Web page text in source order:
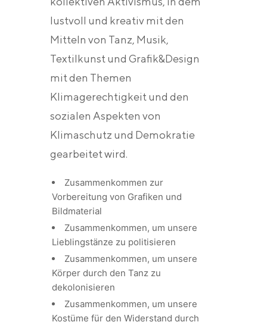
lustvoll und kreativ mit den
Mitteln von Tanz, Musik,
Textilkunst und Grafik&Design
mit den Themen
Klimagerechtigkeit und den
sozialen Aspekten von
Klimaschutz und Demokratie
gearbeitet wird.
Zusammenkommen zur
Vorbereitung von Grafiken und
Bildmaterial
Zusammenkommen, um unsere
Lieblingstänze zu politisieren
Zusammenkommen, um unsere
Körper durch den Tanz zu
dekolonisieren
Zusammenkommen, um unsere
Kostüme für den Widerstand durch